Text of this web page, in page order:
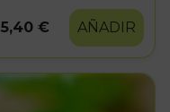
5,40 € AÑADIR